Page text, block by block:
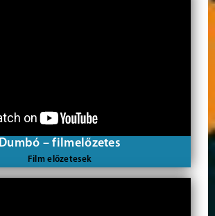
Dumbó – filmelőzetes
Film előzetesek